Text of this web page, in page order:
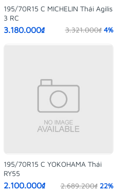
195/70R15 C MICHELIN Thái Agilis
3 RC
3.180.000₫ 3.321.000₫ 4%
195/70R15 C YOKOHAMA Thái
RY55
2.100.000₫ 2.689.200₫ 22%